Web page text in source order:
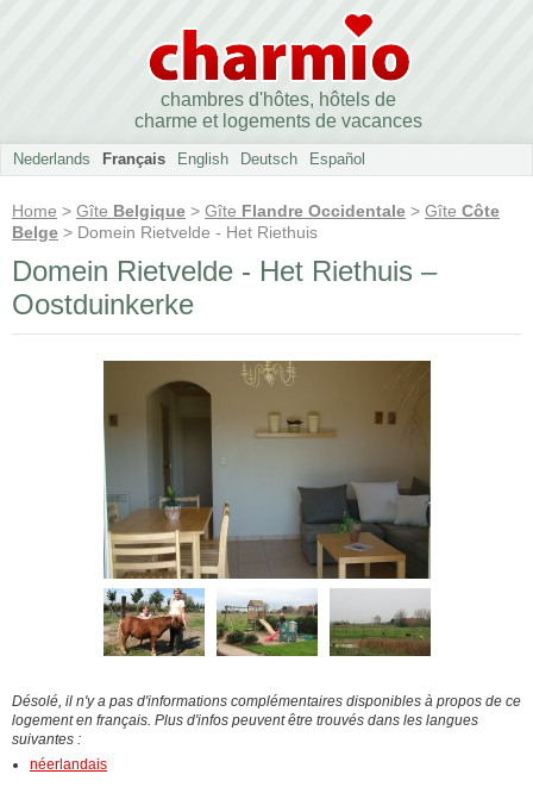
chambres d'hôtes, hôtels de
charme et logements de vacances
Nederlands Français English Deutsch Español
Home > Gîte Belgique > Gîte Flandre Occidentale > Gîte Côte
Belge > Domein Rietvelde - Het Riethuis
Domein Rietvelde - Het Riethuis –
Oostduinkerke
Désolé, il n'y a pas d'informations complémentaires disponibles à propos de ce
logement en français. Plus d'infos peuvent être trouvés dans les langues
suivantes :
néerlandais